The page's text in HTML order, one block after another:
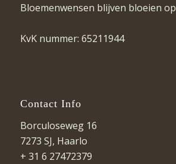
Bloemenwensen blijven bloeien op
KvK nummer: 65211944
Contact Info
Borculoseweg 16
7273 SJ, Haarlo
+ 31 6 27472379